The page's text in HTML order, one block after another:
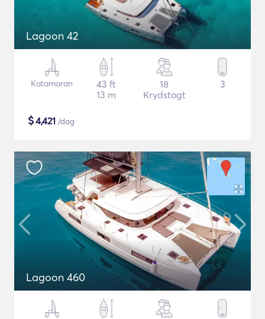
Lagoon 42
Katamaran
43 ft
13 m
18
Krydstogt
3
$4,421 /dag
Lagoon 460